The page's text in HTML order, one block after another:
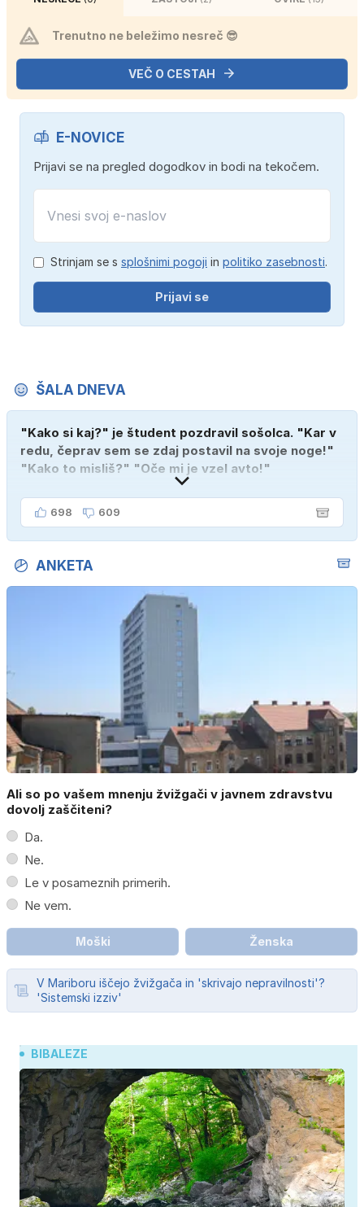
Trenutno ne beležimo nesreč 😎
VEČ O CESTAH
E-NOVICE
Prijavi se na pregled dogodkov in bodi na tekočem.
Strinjam se s splošnimi pogoji in politiko zasebnosti.
Prijavi se
ŠALA DNEVA
"Kako si kaj?" je študent pozdravil sošolca. "Kar v
redu, čeprav sem se zdaj postavil na svoje noge!"
"Kako to misliš?" "Oče mi je vzel avto!"
698 609
ANKETA
Ali so po vašem mnenju žvižgači v javnem zdravstvu
dovolj zaščiteni?
Da.
Ne.
Le v posameznih primerih.
Ne vem.
Moški Ženska
V Mariboru iščejo žvižgača in 'skrivajo nepravilnosti'?
'Sistemski izziv'
BIBALEZE